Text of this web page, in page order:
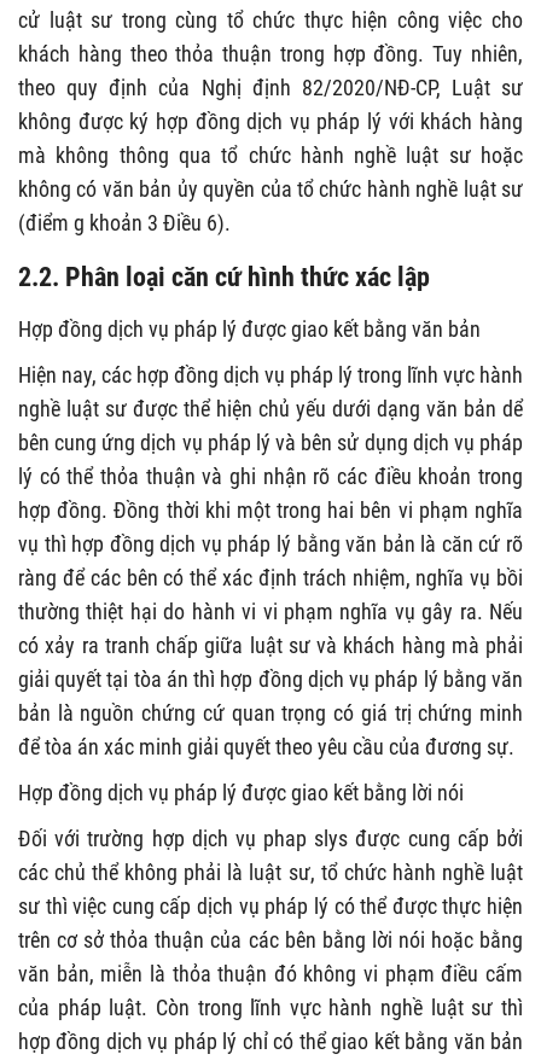
cử luật sư trong cùng tổ chức thực hiện công việc cho
khách hàng theo thỏa thuận trong hợp đồng. Tuy nhiên,
theo quy định của Nghị định 82/2020/NĐ-CP, Luật sư
không được ký hợp đồng dịch vụ pháp lý với khách hàng
mà không thông qua tổ chức hành nghề luật sư hoặc
không có văn bản ủy quyền của tổ chức hành nghề luật sư
(điểm g khoản 3 Điều 6).
2.2. Phân loại căn cứ hình thức xác lập
Hợp đồng dịch vụ pháp lý được giao kết bằng văn bản
Hiện nay, các hợp đồng dịch vụ pháp lý trong lĩnh vực hành
nghề luật sư được thể hiện chủ yếu dưới dạng văn bản dể
bên cung ứng dịch vụ pháp lý và bên sử dụng dịch vụ pháp
lý có thể thỏa thuận và ghi nhận rõ các điều khoản trong
hợp đồng. Đồng thời khi một trong hai bên vi phạm nghĩa
vụ thì hợp đồng dịch vụ pháp lý bằng văn bản là căn cứ rõ
ràng để các bên có thể xác định trách nhiệm, nghĩa vụ bồi
thường thiệt hại do hành vi vi phạm nghĩa vụ gây ra. Nếu
có xảy ra tranh chấp giữa luật sư và khách hàng mà phải
giải quyết tại tòa án thì hợp đồng dịch vụ pháp lý bằng văn
bản là nguồn chứng cứ quan trọng có giá trị chứng minh
để tòa án xác minh giải quyết theo yêu cầu của đương sự.
Hợp đồng dịch vụ pháp lý được giao kết bằng lời nói
Đối với trường hợp dịch vụ phap slys được cung cấp bởi
các chủ thể không phải là luật sư, tổ chức hành nghề luật
sư thì việc cung cấp dịch vụ pháp lý có thể được thực hiện
trên cơ sở thỏa thuận của các bên bằng lời nói hoặc bằng
văn bản, miễn là thỏa thuận đó không vi phạm điều cấm
của pháp luật. Còn trong lĩnh vực hành nghề luật sư thì
hợp đồng dịch vụ pháp lý chỉ có thể giao kết bằng văn bản